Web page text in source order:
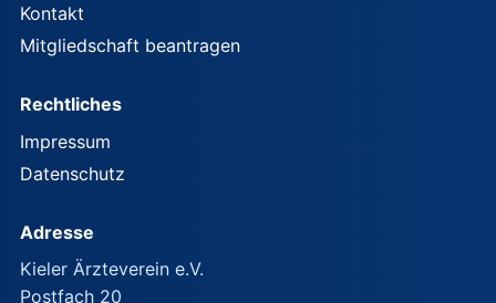
Kontakt
Mitgliedschaft beantragen
Rechtliches
Impressum
Datenschutz
Adresse
Kieler Ärzteverein e.V.
Postfach 20